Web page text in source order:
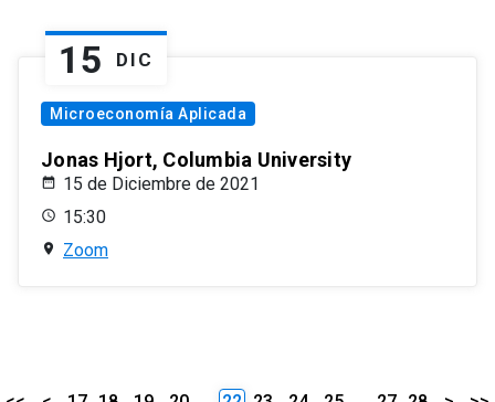
15 DIC
Microeconomía Aplicada
Jonas Hjort, Columbia University
15 de Diciembre de 2021
15:30
Zoom